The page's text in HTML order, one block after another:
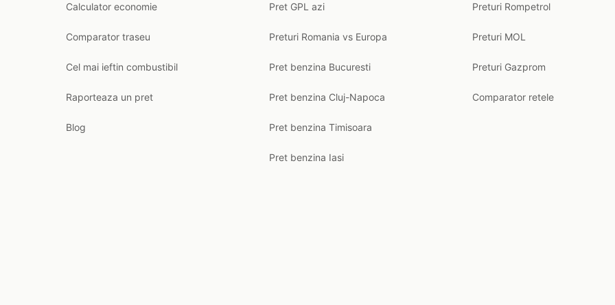
Calculator economie
Comparator traseu
Cel mai ieftin combustibil
Raporteaza un pret
Blog
Pret GPL azi
Preturi Romania vs Europa
Pret benzina Bucuresti
Pret benzina Cluj-Napoca
Pret benzina Timisoara
Pret benzina Iasi
Preturi Rompetrol
Preturi MOL
Preturi Gazprom
Comparator retele